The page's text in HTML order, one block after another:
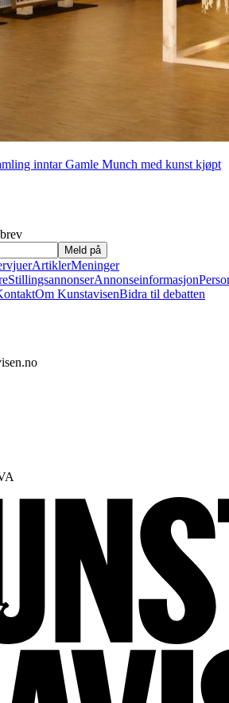
inntar Gamle Munch med kunst kjøpt
Meld på
ArtiklerMeninger
StillingsannonserAnnonseinformasjon
Om KunstavisenBidra til debatten